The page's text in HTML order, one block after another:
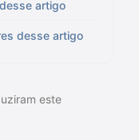
artigo
desse artigo
este